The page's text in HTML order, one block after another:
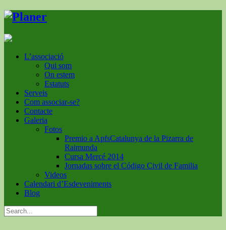
L’associació
Qui som
On estem
Estatuts
Serveis
Com associar-se?
Contacte
Galeria
Fotos
Premio a ApfsCatalunya de la Pizarra de
Raimunda
Cursa Mercé 2014
Jornadas sobre el Código Civil de Familia
Videos
Calendari d’Esdeveniments
Blog